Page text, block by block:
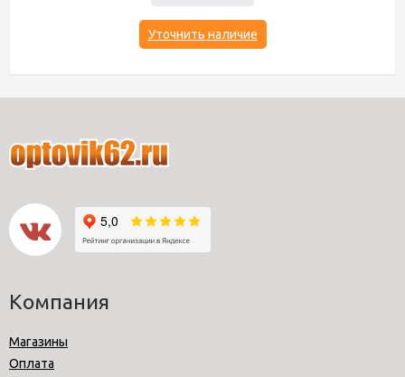
Уточнить наличие
Компания
Магазины
Оплата